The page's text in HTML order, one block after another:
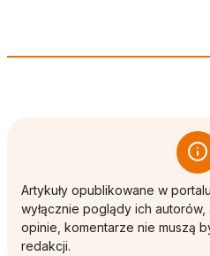
Artykuły opublikowane w
wyłącznie poglądy ich
opinie, komentarze nie muszą
redakcji.